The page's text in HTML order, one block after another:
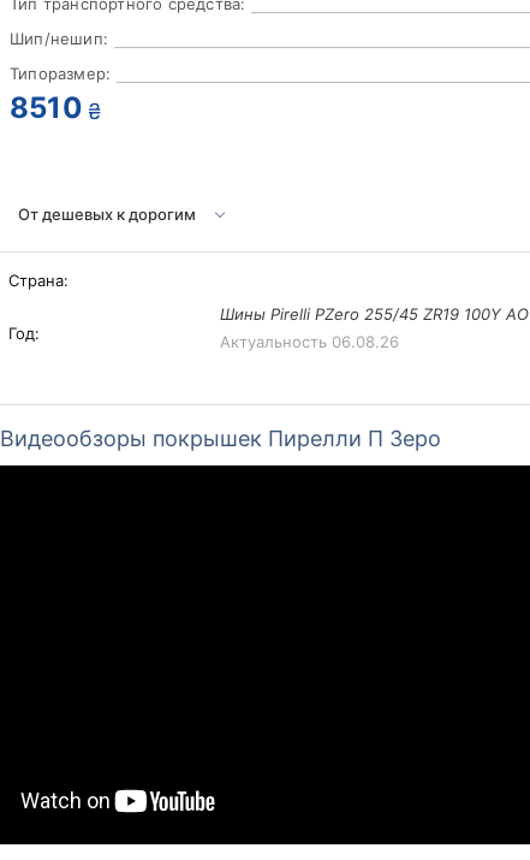
Тип транспортного средства:
Шип/нешип:
Типоразмер:
8510 ₴
Страна:
Год:
Шины Pirelli PZero 255/45 ZR19 100Y AO
Актуальность 06.08.26
Видеообзоры покрышек Пирелли П Зеро